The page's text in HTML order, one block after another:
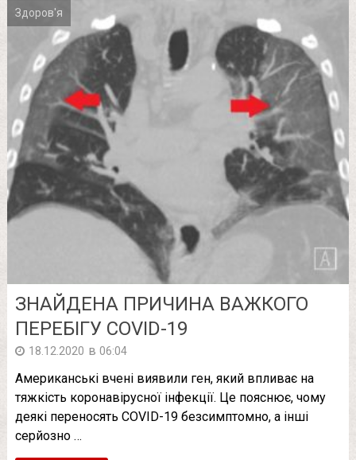
Здоров'я
ЗНАЙДЕНА ПРИЧИНА ВАЖКОГО
ПЕРЕБІГУ COVID-19
18.12.2020 в 06:04
Американські вчені виявили ген, який впливає на
тяжкість коронавірусної інфекції. Це пояснює, чому
деякі переносять COVID-19 безсимптомно, а інші
серйозно …